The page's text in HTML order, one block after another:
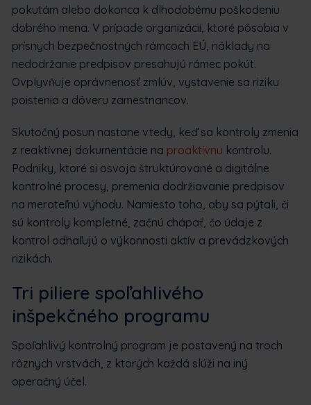
pokutám alebo dokonca k dlhodobému poškodeniu
dobrého mena. V prípade organizácií, ktoré pôsobia v
prísnych bezpečnostných rámcoch EÚ, náklady na
nedodržanie predpisov presahujú rámec pokút.
Ovplyvňuje oprávnenosť zmlúv, vystavenie sa riziku
poistenia a dôveru zamestnancov.
Skutočný posun nastane vtedy, keď sa kontroly zmenia
z reaktívnej dokumentácie na proaktívnu kontrolu.
Podniky, ktoré si osvoja štruktúrované a digitálne
kontrolné procesy, premenia dodržiavanie predpisov
na merateľnú výhodu. Namiesto toho, aby sa pýtali, či
sú kontroly kompletné, začnú chápať, čo údaje z
kontrol odhaľujú o výkonnosti aktív a prevádzkových
rizikách.
Tri piliere spoľahlivého
inšpekčného programu
Spoľahlivý kontrolný program je postavený na troch
rôznych vrstvách, z ktorých každá slúži na iný
operačný účel.